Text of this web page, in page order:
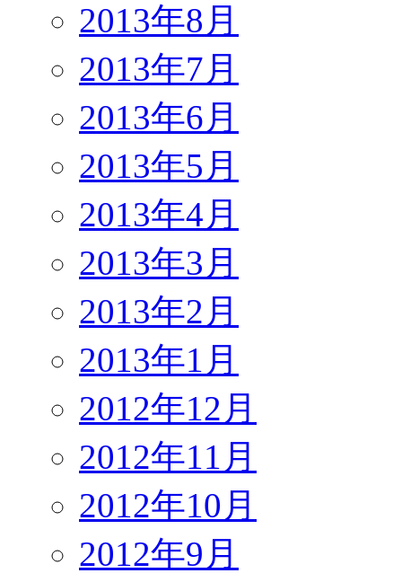
2013年8月
2013年7月
2013年6月
2013年5月
2013年4月
2013年3月
2013年2月
2013年1月
2012年12月
2012年11月
2012年10月
2012年9月